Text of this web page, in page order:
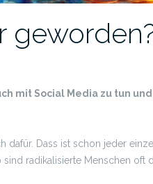
mit Social Media zu tun
Dass ist schon jeder
radikalisierte Menschen